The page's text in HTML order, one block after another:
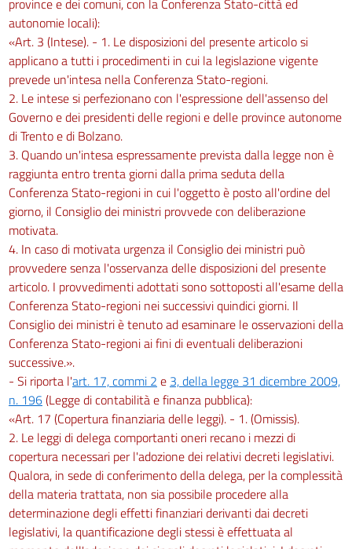
province e dei comuni, con la Conferenza Stato-città ed
autonomie locali):
«Art. 3 (Intese). - 1. Le disposizioni del presente articolo si
applicano a tutti i procedimenti in cui la legislazione vigente
prevede un'intesa nella Conferenza Stato-regioni.
2. Le intese si perfezionano con l'espressione dell'assenso del
Governo e dei presidenti delle regioni e delle province autonome
di Trento e di Bolzano.
3. Quando un'intesa espressamente prevista dalla legge non è
raggiunta entro trenta giorni dalla prima seduta della
Conferenza Stato-regioni in cui l'oggetto è posto all'ordine del
giorno, il Consiglio dei ministri provvede con deliberazione
motivata.
4. In caso di motivata urgenza il Consiglio dei ministri può
provvedere senza l'osservanza delle disposizioni del presente
articolo. I provvedimenti adottati sono sottoposti all'esame della
Conferenza Stato-regioni nei successivi quindici giorni. Il
Consiglio dei ministri è tenuto ad esaminare le osservazioni della
Conferenza Stato-regioni ai fini di eventuali deliberazioni
successive.».
- Si riporta l'art. 17, commi 2 e 3, della legge 31 dicembre 2009,
n. 196(Legge di contabilità e finanza pubblica):
«Art. 17 (Copertura finanziaria delle leggi). - 1. (Omissis).
2. Le leggi di delega comportanti oneri recano i mezzi di
copertura necessari per l'adozione dei relativi decreti legislativi.
Qualora, in sede di conferimento della delega, per la complessità
della materia trattata, non sia possibile procedere alla
determinazione degli effetti finanziari derivanti dai decreti
legislativi, la quantificazione degli stessi è effettuata al